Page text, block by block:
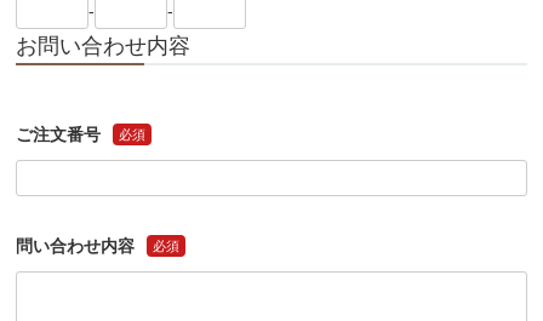
- -
お問い合わせ内容
ご注文番号 必須
問い合わせ内容 必須